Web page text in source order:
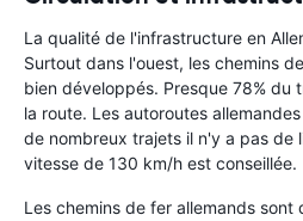
La qualité de l'infrastructure en
Surtout dans l'ouest, les chemins
bien développés. Presque 78% du
la route. Les autoroutes
de nombreux trajets il n'y a pas de
vitesse de 130 km/h est conseillée.
Les chemins de fer allemands sont